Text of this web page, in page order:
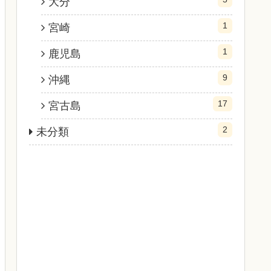
宮崎 1
鹿児島 1
沖縄 9
宮古島 17
未分類 2